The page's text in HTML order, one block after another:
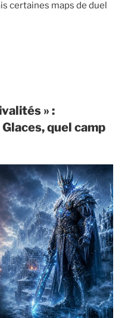
certaines maps de duel
» :
quel camp